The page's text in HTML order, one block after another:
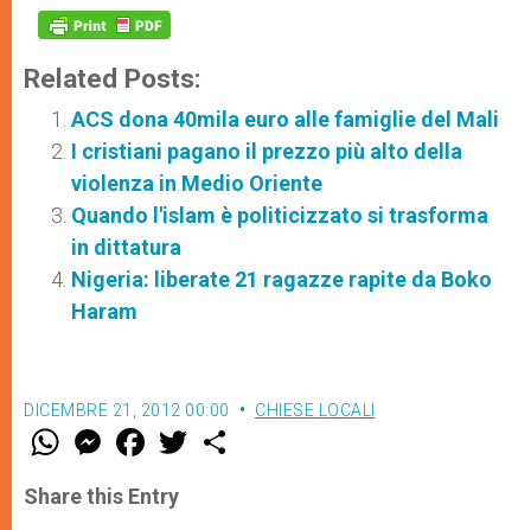
Related Posts:
ACS dona 40mila euro alle famiglie del Mali
I cristiani pagano il prezzo più alto della
violenza in Medio Oriente
Quando l'islam è politicizzato si trasforma
in dittatura
Nigeria: liberate 21 ragazze rapite da Boko
Haram
DICEMBRE 21, 2012 00:00 CHIESE LOCALI
W
t
s
M
e
s
e
F
a
e
b
w
Share this Entry